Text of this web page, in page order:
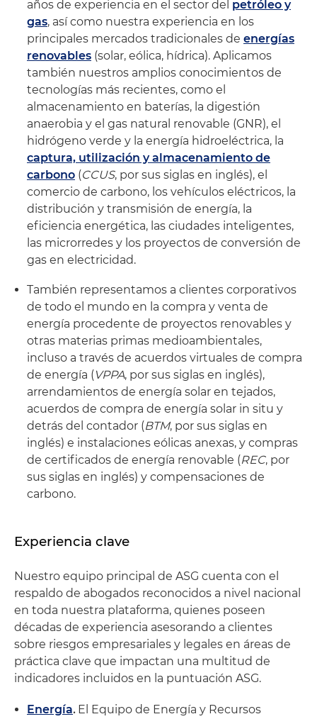
años de experiencia en el sector del petróleo y
gas, así como nuestra experiencia en los
principales mercados tradicionales de energías
renovables (solar, eólica, hídrica). Aplicamos
también nuestros amplios conocimientos de
tecnologías más recientes, como el
almacenamiento en baterías, la digestión
anaerobia y el gas natural renovable (GNR), el
hidrógeno verde y la energía hidroeléctrica, la
captura, utilización y almacenamiento de
carbono (CCUS, por sus siglas en inglés), el
comercio de carbono, los vehículos eléctricos, la
distribución y transmisión de energía, la
eficiencia energética, las ciudades inteligentes,
las microrredes y los proyectos de conversión de
gas en electricidad.
También representamos a clientes corporativos
de todo el mundo en la compra y venta de
energía procedente de proyectos renovables y
otras materias primas medioambientales,
incluso a través de acuerdos virtuales de compra
de energía (VPPA, por sus siglas en inglés),
arrendamientos de energía solar en tejados,
acuerdos de compra de energía solar in situ y
detrás del contador (BTM, por sus siglas en
inglés) e instalaciones eólicas anexas, y compras
de certificados de energía renovable (REC, por
sus siglas en inglés) y compensaciones de
carbono.
Experiencia clave
Nuestro equipo principal de ASG cuenta con el
respaldo de abogados reconocidos a nivel nacional
en toda nuestra plataforma, quienes poseen
décadas de experiencia asesorando a clientes
sobre riesgos empresariales y legales en áreas de
práctica clave que impactan una multitud de
indicadores incluidos en la puntuación ASG.
Energía.El Equipo de Energía y Recursos